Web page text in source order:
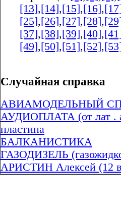
[13],[14],[15],[16],
[25],[26],[27],[28],
[37],[38],[39],[40],
[49],[50],[51],[52],
Случайная справка
АВИАМОДЕЛЬНЫЙ
АУДИОПЛАТА (от лат .
пластина
БАЛКАНИСТИКА
ГАЗОДИЗЕЛЬ
АРИСТИН Алексей (12